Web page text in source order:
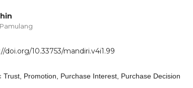
doi.org/10.33753/mandiri.v4i1.99
Trust, Promotion, Purchase Interest, Purchase Decision